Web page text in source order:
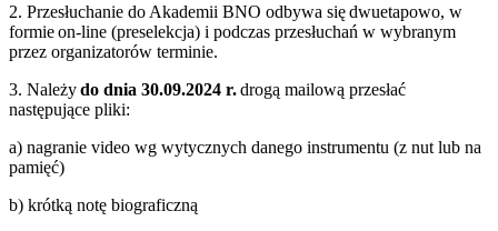
2. Przesłuchanie do Akademii BNO odbywa się dwuetapowo, w
formie on-line (preselekcja) i podczas przesłuchań w wybranym
przez organizatorów terminie.
3. Należydo dnia 30.09.2024 r.drogą mailową przesłać
następujące pliki:
a) nagranie video wg wytycznych danego instrumentu (z nut lub na
pamięć)
b) krótką notę biograficzną